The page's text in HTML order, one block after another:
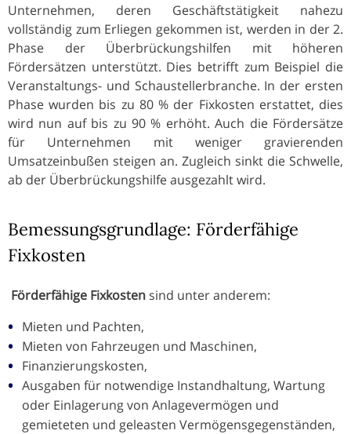
Unternehmen, deren Geschäftstätigkeit nahezu
vollständig zum Erliegen gekommen ist, werden in der 2.
Phase der Überbrückungshilfen mit höheren
Fördersätzen unterstützt. Dies betrifft zum Beispiel die
Veranstaltungs- und Schaustellerbranche. In der ersten
Phase wurden bis zu 80 % der Fixkosten erstattet, dies
wird nun auf bis zu 90 % erhöht. Auch die Fördersätze
für Unternehmen mit weniger gravierenden
Umsatzeinbußen steigen an. Zugleich sinkt die Schwelle,
ab der Überbrückungshilfe ausgezahlt wird.
Bemessungsgrundlage: Förderfähige
Fixkosten
Förderfähige Fixkosten sind unter anderem:
Mieten und Pachten,
Mieten von Fahrzeugen und Maschinen,
Finanzierungskosten,
Ausgaben für notwendige Instandhaltung, Wartung
oder Einlagerung von Anlagevermögen und
gemieteten und geleasten Vermögensgegenständen,